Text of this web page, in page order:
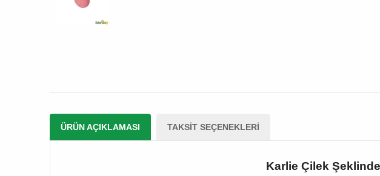
ÜRÜN AÇIKLAMASI TAKSIT SEÇENEKLERI
Karlie Çilek